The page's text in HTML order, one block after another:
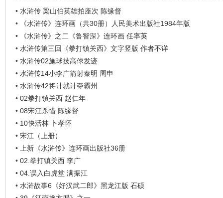
• 水浒传 梁山伯英雄拍座次 陈缘督
•
《水浒传》连环画（共30册）人民美术出版社1984年版
•
《水浒传》之二《鲁智深》连环画 任率英
• 水浒传第三回《拳打镇关西》文字竖版 作者不详
• 水浒传02施球技高俅发迹
• 水浒传14小李广箭射秦明 周申
• 水浒传42将计就计夺霸州
• 02拳打镇关西 赵仁年
• 08宋江杀惜 陈缘督
• 10快活林 卜孝怀
• 宋江（上册）
•
上新《水浒传》连环画出版社36册
• 02.拳打镇关西 李广
• 04.误入白虎堂 满振江
• 水浒故事6《好汉武二郎》黑龙江版 石硕